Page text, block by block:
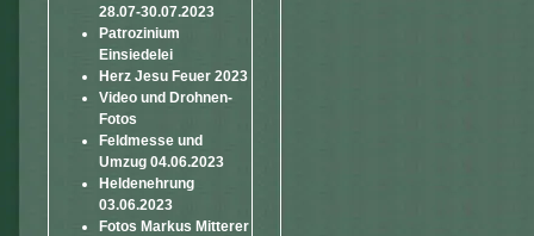
28.07-30.07.2023
Patrozinium
Einsiedelei
Herz Jesu Feuer 2023
Video und Drohnen-
Fotos
Feldmesse und
Umzug 04.06.2023
Heldenehrung
03.06.2023
Fotos Markus Mitterer